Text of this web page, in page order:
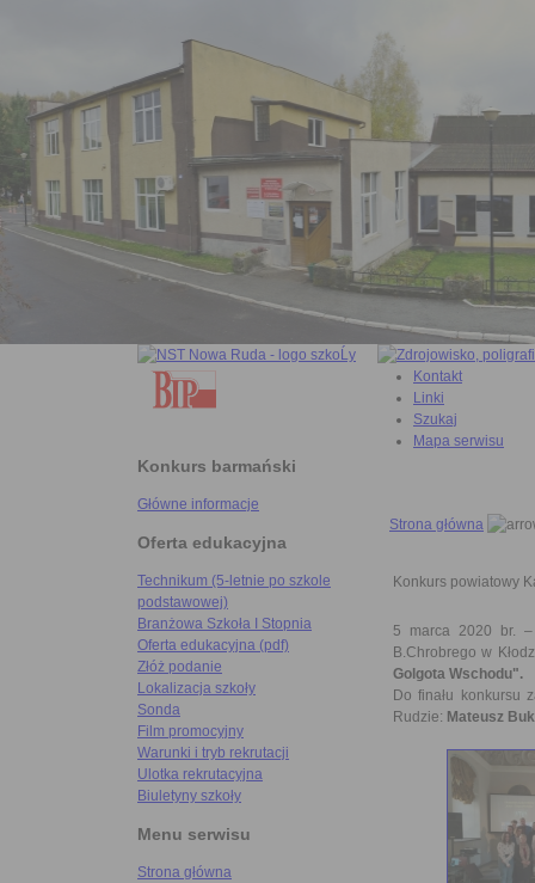
Konkurs barmański
Główne informacje
Oferta edukacyjna
Technikum (5-letnie po szkole
podstawowej)
Branżowa Szkoła I Stopnia
Oferta edukacyjna (pdf)
Złóż podanie
Lokalizacja szkoły
Sonda
Film promocyjny
Warunki i tryb rekrutacji
Ulotka rekrutacyjna
Biuletyny szkoły
Menu serwisu
Strona główna
Kontakt
Linki
Szukaj
Mapa serwisu
Strona główna
Konkurs powiatowy
5 marca 2020 br. –
B.Chrobrego w
Golgota Wschodu".
Do finału konkursu
Rudzie: Mateusz